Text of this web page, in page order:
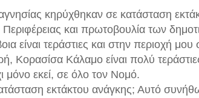
κηρύχθηκαν σε κατάσταση
και πρωτοβουλία των
είναι τεράστιες και στην περιοχή
Κορασίσα Κάλαμο είναι πολύ
μόνο εκεί, σε όλο τον Νομό.
εκτάκτου ανάγκης; Αυτό